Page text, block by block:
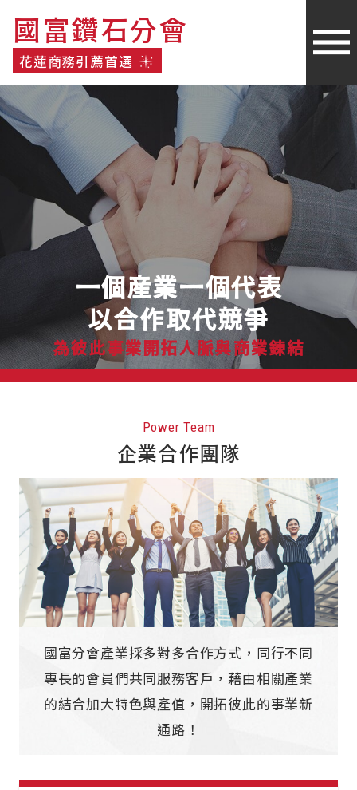
國富鑽石分會
花蓮商務引薦首選
一個産業一個代表
以合作取代競爭
為彼此事業開拓人脈與商業錬結
Power Team
企業合作團隊
國富分會產業採多對多合作方式，同行不同
專長的會員們共同服務客戶，藉由相關產業
的結合加大特色與產值，開拓彼此的事業新
通路！
國富鑽石分會
花蓮商務引薦首選